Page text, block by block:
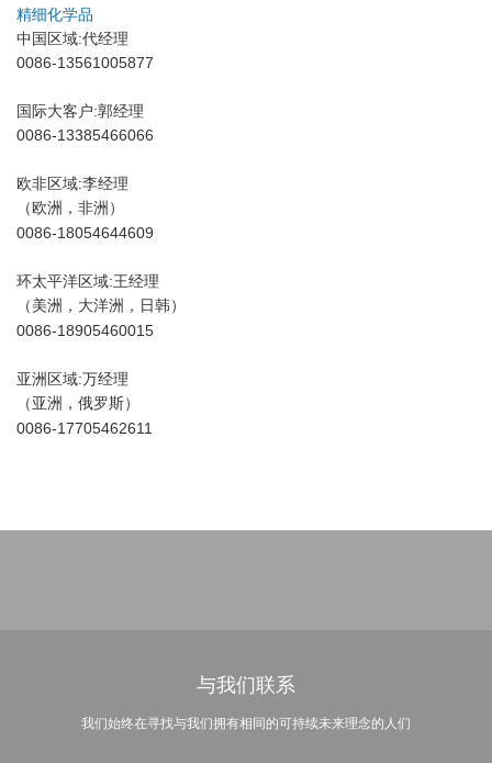
精细化学品
中国区域:代经理
0086-13561005877
国际大客户:郭经理
0086-13385466066
欧非区域:李经理
（欧洲，非洲）
0086-18054644609
环太平洋区域:王经理
（美洲，大洋洲，日韩）
0086-18905460015
亚洲区域:万经理
（ 亚洲， 俄罗斯）
0086-17705462611
与我们联系
我们始终在寻找与我们拥有相同的可持续未来理念的人们